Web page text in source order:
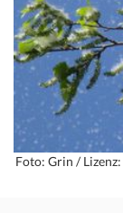
Foto: Grin / Lizenz: